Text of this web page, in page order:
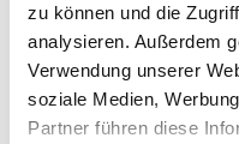
zu können und die
analysieren. Außerdem
Verwendung unserer
soziale Medien,
Partner führen diese